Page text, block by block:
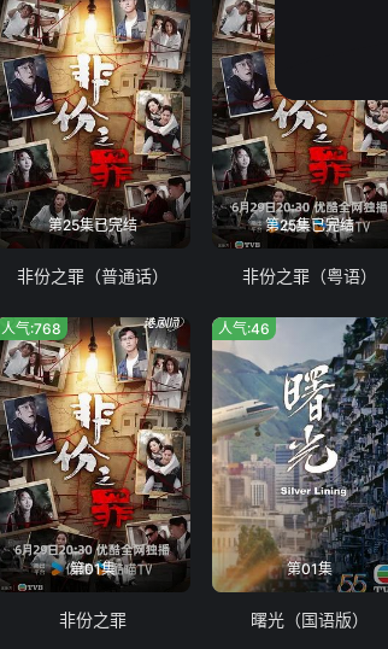
第25集已完结
非份之罪（普通话）
第25集已完结
非份之罪（粤语）
第01集
人气:768
非份之罪
第01集
人气:46
曙光（国语版）